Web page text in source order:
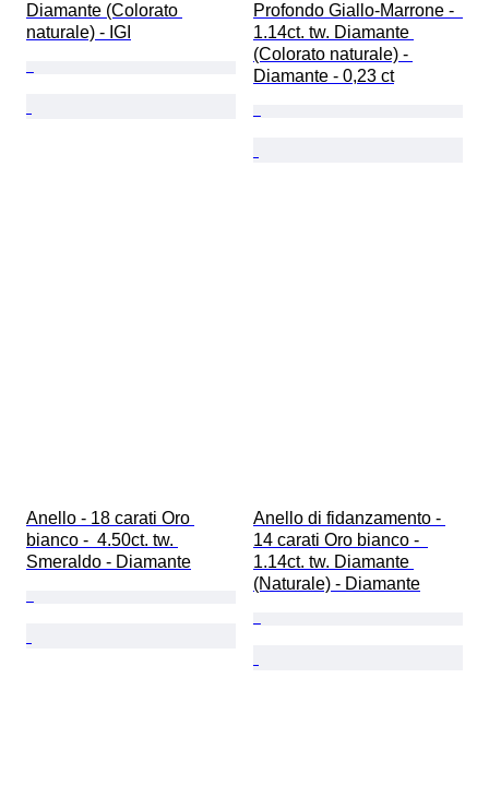
Diamante (Colorato
naturale) - IGI
Profondo Giallo-Marrone -
1.14ct. tw. Diamante
(Colorato naturale) -
Diamante - 0,23 ct
Anello - 18 carati Oro
bianco -  4.50ct. tw.
Smeraldo - Diamante
Anello di fidanzamento -
14 carati Oro bianco -
1.14ct. tw. Diamante
(Naturale) - Diamante